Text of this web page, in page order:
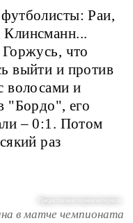
Раи,
что
выйти и против
волосами и
"Бордо", его
– 0:1. Потом
раз
Предоставлено героем материала
в матче чемпионата